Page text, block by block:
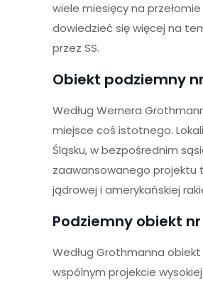
wiele miesięcy na
dowiedzieć się więcej na
przez SS.
Obiekt podziemny
Według Wernera
miejsce coś istotnego.
Śląsku, w bezpośrednim
zaawansowanego projektu
jądrowej i amerykańskiej
Podziemny obiekt
Według Grothmanna
wspólnym projekcie